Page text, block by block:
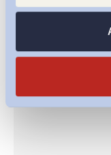
Quanto è umana la